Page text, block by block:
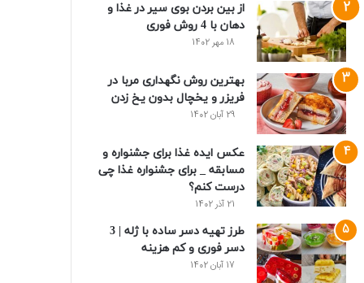
از بین بردن بوی سیر در غذا و
دهان با 4 روش فوری
18 مهر 1402
بهترین روش نگهداری مربا در
فریزر و یخچال بدون یخ زدن
29 آبان 1402
عکس ایده غذا برای جشنواره و
مسابقه _ برای جشنواره غذا چی
درست کنم؟
21 آذر 1402
طرز تهیه دسر ساده با ژله | 3
دسر فوری و کم هزینه
17 آبان 1402